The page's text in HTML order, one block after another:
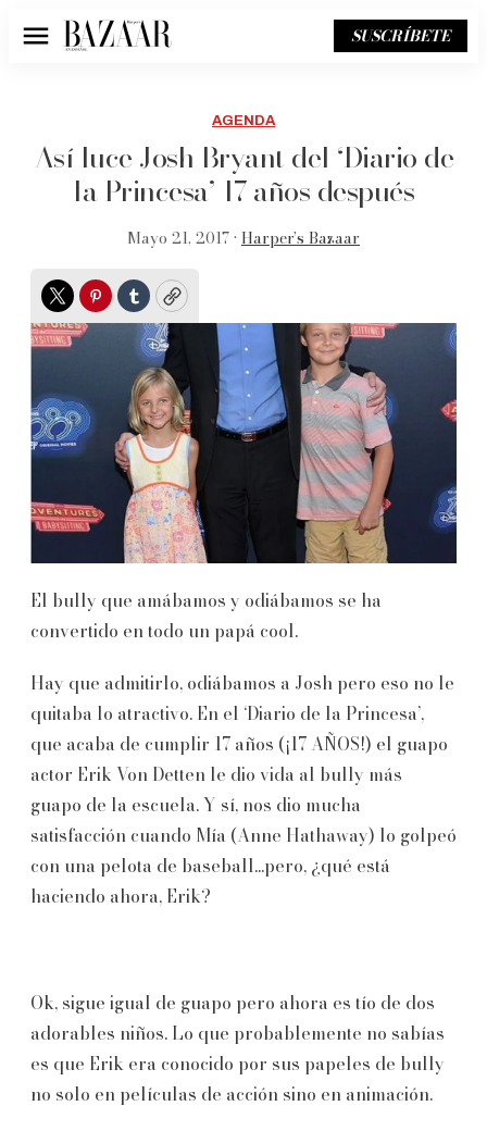
Menú SUSCRÍBETE
AGENDA
Así luce Josh Bryant del ‘Diario de
la Princesa’ 17 años después
Mayo 21, 2017 • Harper’s Bazaar
TwitterPinterest
TumblrCopy
El bully que amábamos y odiábamos se ha
convertido en todo un papá cool.
Hay que admitirlo, odiábamos a Josh pero eso no le
quitaba lo atractivo. En el ‘Diario de la Princesa’,
que acaba de cumplir 17 años (¡17 AÑOS!) el guapo
actor Erik Von Detten le dio vida al bully más
guapo de la escuela. Y sí, nos dio mucha
satisfacción cuando Mía (Anne Hathaway) lo golpeó
con una pelota de baseball...pero, ¿qué está
haciendo ahora, Erik?
Ok, sigue igual de guapo pero ahora es tío de dos
adorables niños. Lo que probablemente no sabías
es que Erik era conocido por sus papeles de bully
no solo en películas de acción sino en animación.